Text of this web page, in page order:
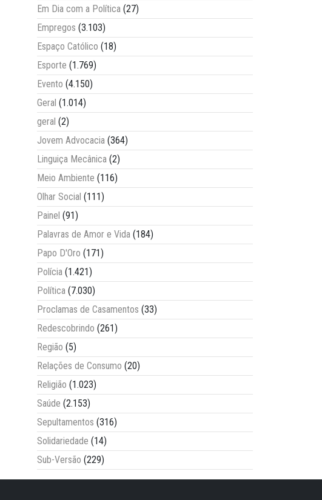
Em Dia com a Política (27)
Empregos (3.103)
Espaço Católico (18)
Esporte (1.769)
Evento (4.150)
Geral (1.014)
geral (2)
Jovem Advocacia (364)
Linguiça Mecânica (2)
Meio Ambiente (116)
Olhar Social (111)
Painel (91)
Palavras de Amor e Vida (184)
Papo D'Oro (171)
Polícia (1.421)
Política (7.030)
Proclamas de Casamentos (33)
Redescobrindo (261)
Região (5)
Relações de Consumo (20)
Religião (1.023)
Saúde (2.153)
Sepultamentos (316)
Solidariedade (14)
Sub-Versão (229)